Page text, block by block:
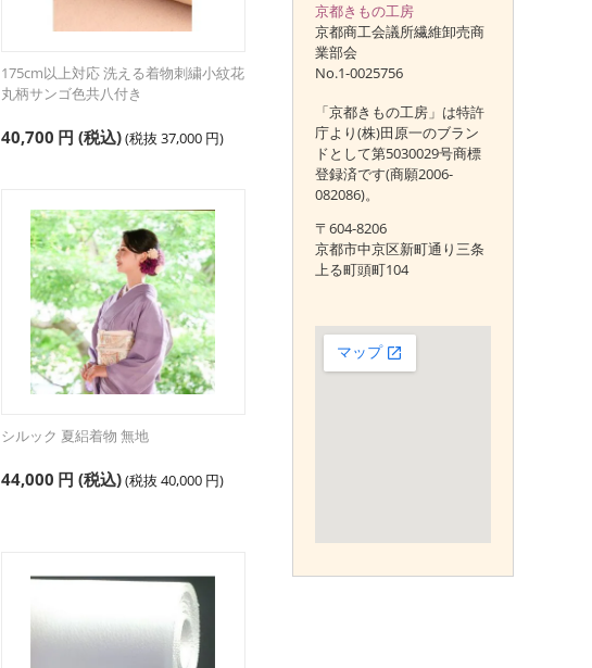
175cm以上対応 洗える着物刺繍小紋花
丸柄サンゴ色共八付き
40,700 円 (税込)(税抜 37,000 円)
シルック 夏絽着物 無地
44,000 円 (税込)(税抜 40,000 円)
京都きもの工房
京都商工会議所繊維卸売商
業部会
No.1-0025756
「京都きもの工房」は特許
庁より(株)田原一のブラン
ドとして第5030029号商標
登録済です(商願2006-
082086)。
〒604-8206
京都市中京区新町通り三条
上る町頭町104